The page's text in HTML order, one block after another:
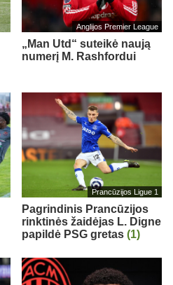
Anglijos Premier League
„Man Utd“ suteikė naują
numerį M. Rashfordui
Prancūzijos Ligue 1
Pagrindinis Prancūzijos
rinktinės žaidėjas L. Digne
papildė PSG gretas (1)